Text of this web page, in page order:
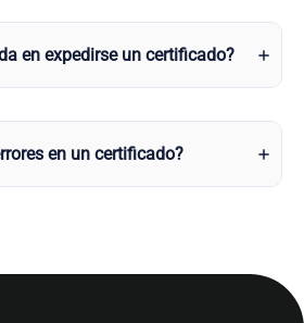
en expedirse un certificado?
en un certificado?